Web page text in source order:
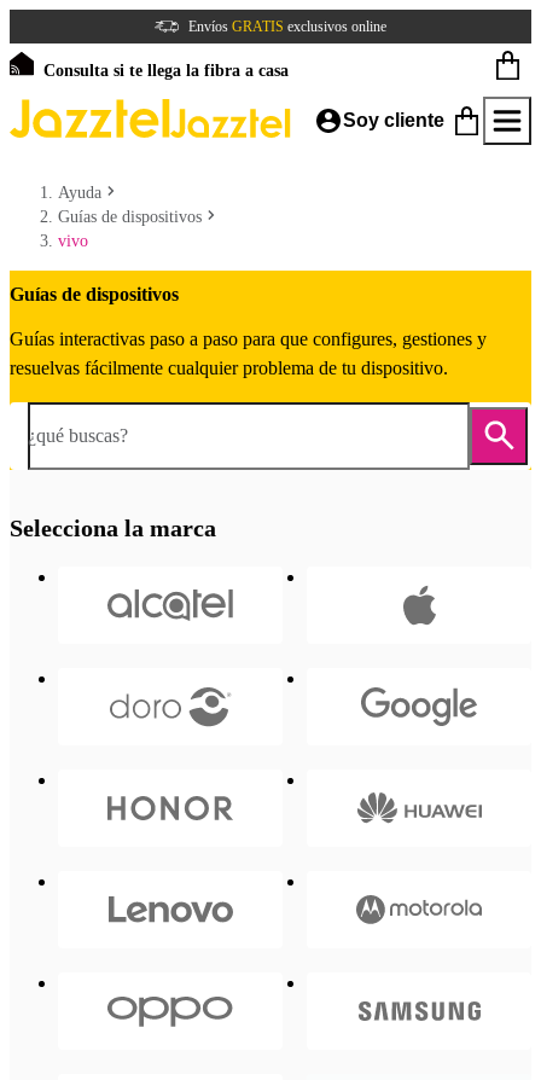
Envíos GRATIS exclusivos online
Consulta si te llega la fibra a casa
Soy cliente
Ayuda
Guías de dispositivos
vivo
Guías de dispositivos
Guías interactivas paso a paso para que configures, gestiones y
resuelvas fácilmente cualquier problema de tu dispositivo.
¿qué buscas?
Selecciona la marca